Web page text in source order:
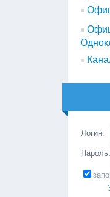
Логин:
Пароль: